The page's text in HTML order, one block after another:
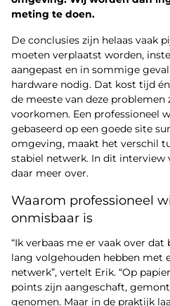
meting te doen.
De conclusies zijn helaas vaak
moeten verplaatst worden,
aangepast en in sommige
hardware nodig. Dat kost tijd
de meeste van deze
voorkomen. Een professioneel
gebaseerd op een goede site
omgeving, maakt het verschil
stabiel netwerk. In dit interview
daar meer over.
Waarom professioneel
onmisbaar is
“Ik verbaas me er vaak over
lang volgehouden hebben met
netwerk”, vertelt Erik. “Op
points zijn aangeschaft,
genomen. Maar in de praktijk